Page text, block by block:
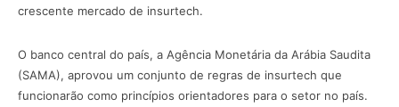
crescente mercado de insurtech.
O banco central do país, a Agência Monetária da Arábia Saudita
(SAMA), aprovou um conjunto de regras de insurtech que
funcionarão como princípios orientadores para o setor no país.